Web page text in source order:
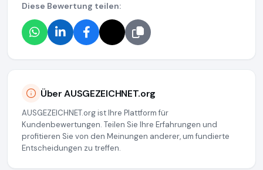
Diese Bewertung teilen:
Über AUSGEZEICHNET.org
AUSGEZEICHNET.org ist Ihre Plattform für
Kundenbewertungen. Teilen Sie Ihre Erfahrungen und
profitieren Sie von den Meinungen anderer, um fundierte
Entscheidungen zu treffen.